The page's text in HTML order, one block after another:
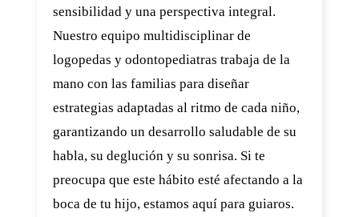
sensibilidad y una perspectiva integral.
Nuestro equipo multidisciplinar de
logopedas y odontopediatras trabaja de la
mano con las familias para diseñar
estrategias adaptadas al ritmo de cada niño,
garantizando un desarrollo saludable de su
habla, su deglución y su sonrisa. Si te
preocupa que este hábito esté afectando a la
boca de tu hijo, estamos aquí para guiaros.